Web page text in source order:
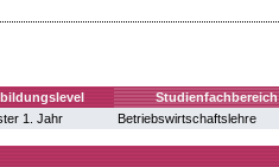
Studienfachbereich
1. Jahr Betriebswirtschaftslehre